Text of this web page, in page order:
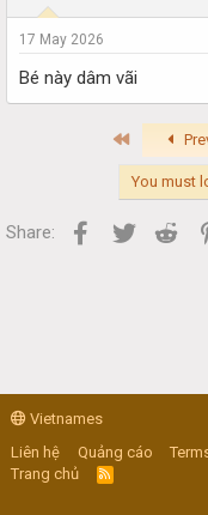
17 May 2026
Bé này dâm vãi
First
You must
Share: Facebook
Twitter
Vietnames
Liên hệ
Quảng cáo
Trang chủ
R
S